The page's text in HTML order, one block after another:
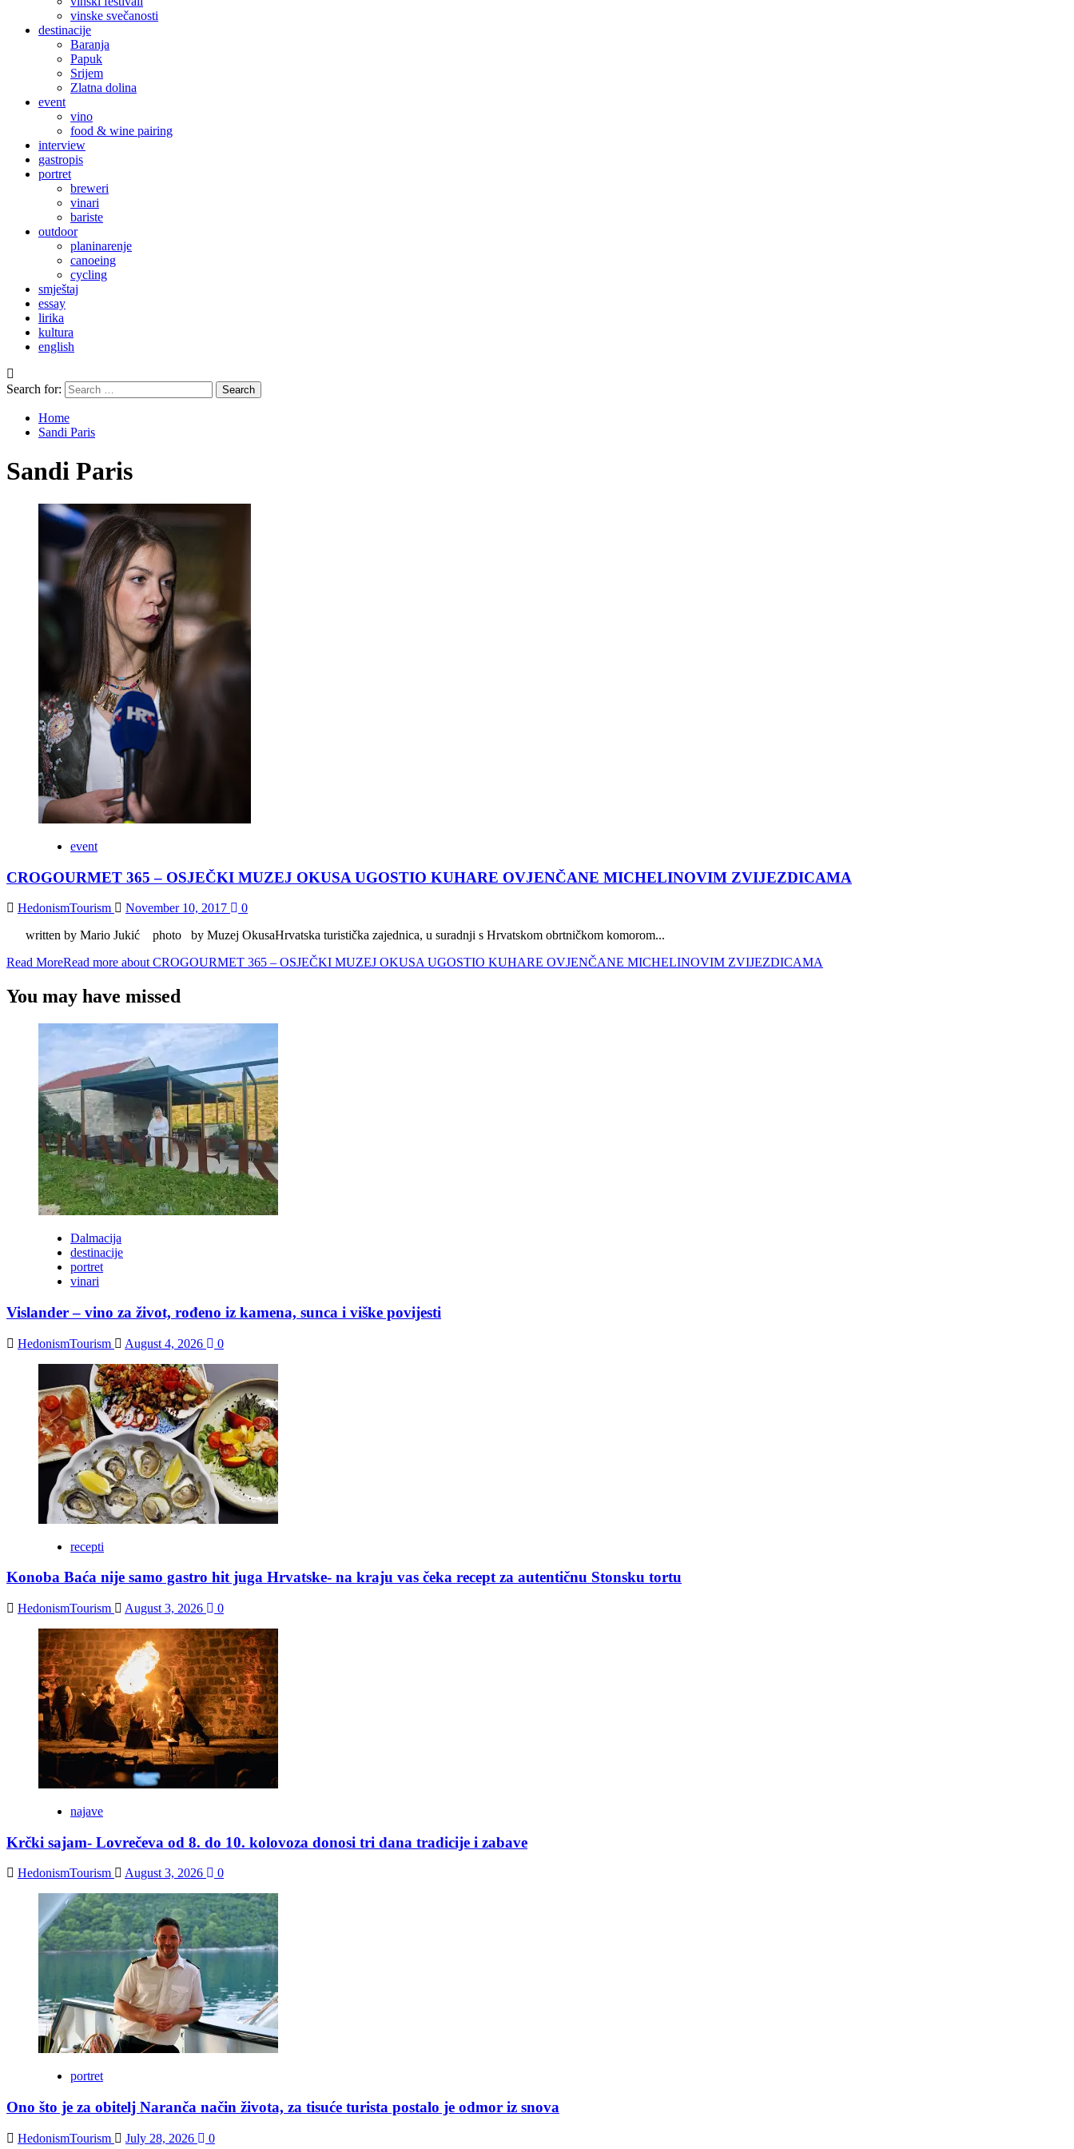
vinske svečanosti
destinacije
Baranja
Papuk
Srijem
Zlatna dolina
event
vino
food & wine pairing
interview
gastropis
portret
breweri
vinari
bariste
outdoor
planinarenje
canoeing
cycling
smještaj
essay
lirika
kultura
english
Search for:
Home
Sandi Paris
Sandi Paris
event
CROGOURMET 365 – OSJEČKI MUZEJ OKUSA UGOSTIO KUHARE OVJENČANE MICHELINOVIM ZVIJEZDICAMA
HedonismTourism November 10, 2017
0
written by Mario Jukić photo by Muzej OkusaHrvatska turistička zajednica, u suradnji s Hrvatskom obrtničkom komorom...
Read MoreRead more about CROGOURMET 365 – OSJEČKI MUZEJ OKUSA UGOSTIO KUHARE OVJENČANE MICHELINOVIM ZVIJEZDICAMA
You may have missed
Dalmacija
destinacije
portret
vinari
Vislander – vino za život, rođeno iz kamena, sunca i viške povijesti
HedonismTourism August 4, 2026 0
recepti
Konoba Baća nije samo gastro hit juga Hrvatske- na kraju vas čeka recept za autentičnu Stonsku tortu
HedonismTourism August 3, 2026 0
najave
Krčki sajam- Lovrečeva od 8. do 10. kolovoza donosi tri dana tradicije i zabave
HedonismTourism August 3, 2026 0
portret
Ono što je za obitelj Naranča način života, za tisuće turista postalo je odmor iz snova
HedonismTourism July 28, 2026 0